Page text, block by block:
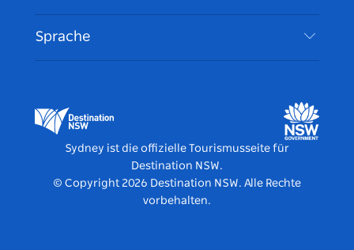
Veranstaltungen
Unterkunft
Barrierefreies Sydney
Tragen Sie Ihr Unternehmen ein
Destination NSW Medienzentrum
Vivid Sydney
Sprache
Sydney ist die offizielle Tourismusseite für
Destination NSW.
© Copyright 2026 Destination NSW. Alle Rechte
vorbehalten.